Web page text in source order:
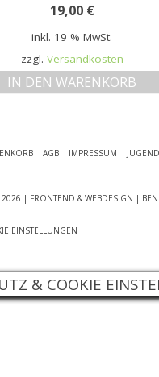
19,00 €
inkl. 19 % MwSt.
zzgl. Versandkosten
IN DEN WARENKORB
AGB IMPRESSUM
| FRONTEND & WEBDESIGN |
EINSTELLUNGEN
& COOKIE